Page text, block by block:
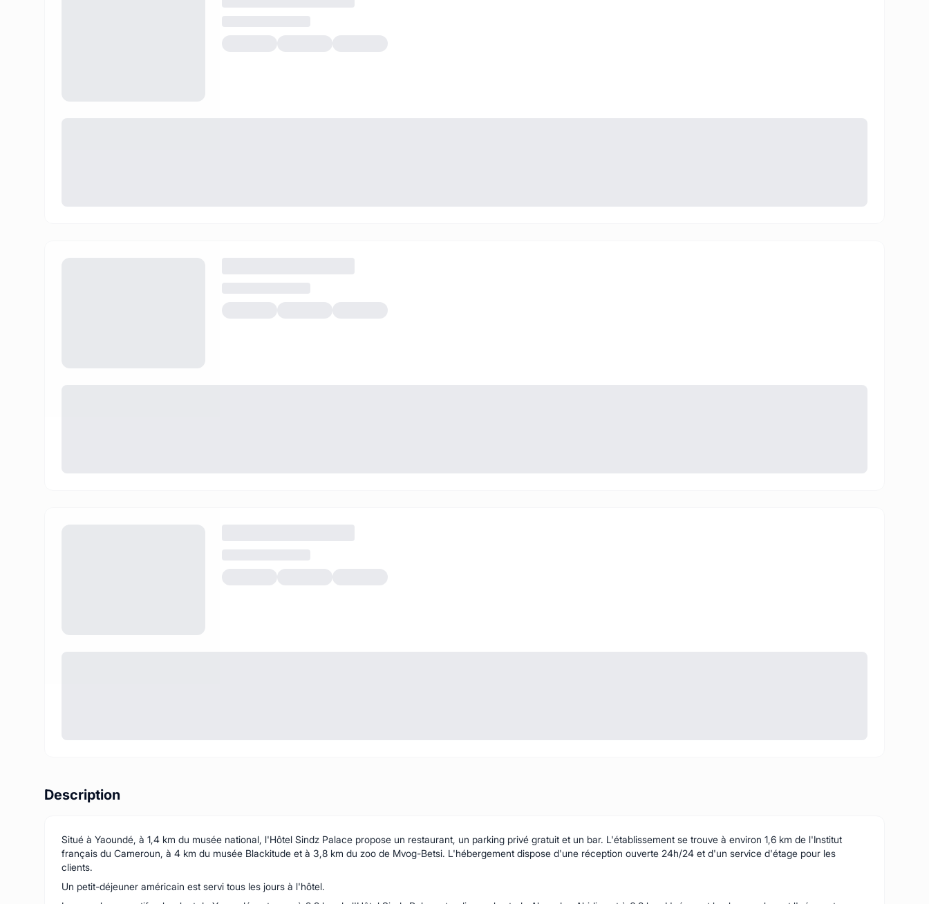
Description
Situé à Yaoundé, à 1,4 km du musée national, l'Hôtel Sindz Palace propose un restaurant, un parking privé gratuit et un bar. L'établissement se trouve à environ 1,6 km de l'Institut
français du Cameroun, à 4 km du musée Blackitude et à 3,8 km du zoo de Mvog-Betsi. L'hébergement dispose d'une réception ouverte 24h/24 et d'un service d'étage pour les
clients.
Un petit-déjeuner américain est servi tous les jours à l'hôtel.